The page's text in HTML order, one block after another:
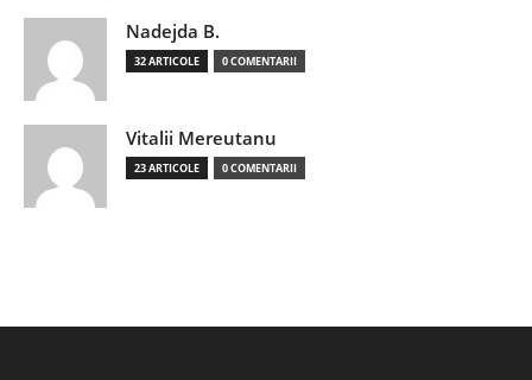
Nadejda B.
32 ARTICOLE 0 COMENTARII
Vitalii Mereutanu
23 ARTICOLE 0 COMENTARII